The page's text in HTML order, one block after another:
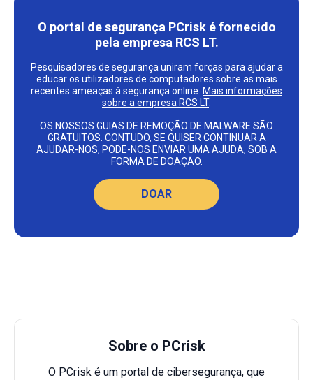
O portal de segurança PCrisk é fornecido
pela empresa RCS LT.
Pesquisadores de segurança uniram forças para ajudar a
educar os utilizadores de computadores sobre as mais
recentes ameaças à segurança online. Mais informações
sobre a empresa RCS LT.
OS NOSSOS GUIAS DE REMOÇÃO DE MALWARE SÃO
GRATUITOS. CONTUDO, SE QUISER CONTINUAR A
AJUDAR-NOS, PODE-NOS ENVIAR UMA AJUDA, SOB A
FORMA DE DOAÇÃO.
DOAR
Sobre o PCrisk
O PCrisk é um portal de cibersegurança, que